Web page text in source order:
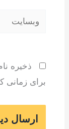
وبسایت
ذخیره
برای زمانی